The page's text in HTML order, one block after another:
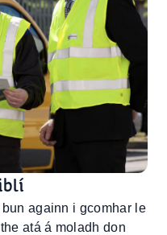
againn i gcomhar le
atá á moladh don